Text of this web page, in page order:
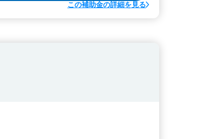
この補助金の詳細を見る